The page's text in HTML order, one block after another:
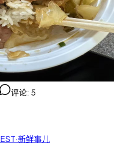
评论: 5
EST·新鲜事儿